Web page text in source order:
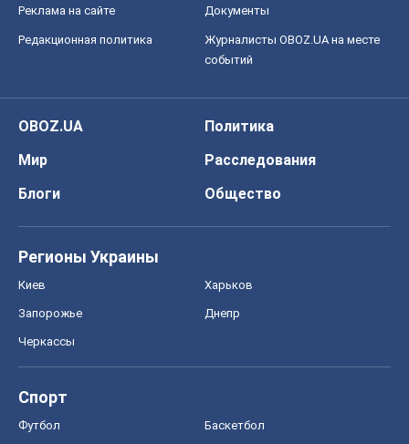
Реклама на сайте Документы
Редакционная политика
Журналисты OBOZ.UA на месте
событий
OBOZ.UA
Политика
Мир
Расследования
Блоги
Общество
Регионы Украины
Киев Харьков
Запорожье Днепр
Черкассы
Спорт
Футбол Баскетбол